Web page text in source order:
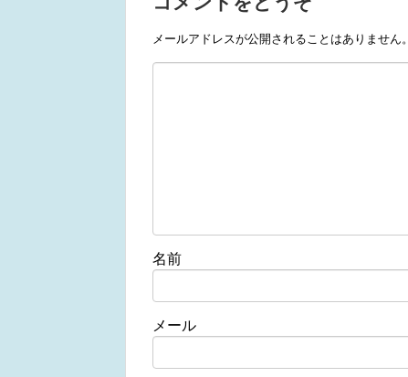
メールアドレスが公開されることはありません。
名前
メール